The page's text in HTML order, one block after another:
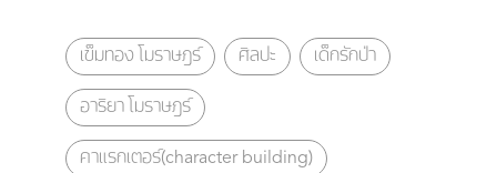
เข็มทอง โมราษฎร์ ศิลปะ เด็กรักป่า
อาริยา โมราษฎร์
คาแรกเตอร์(character building)